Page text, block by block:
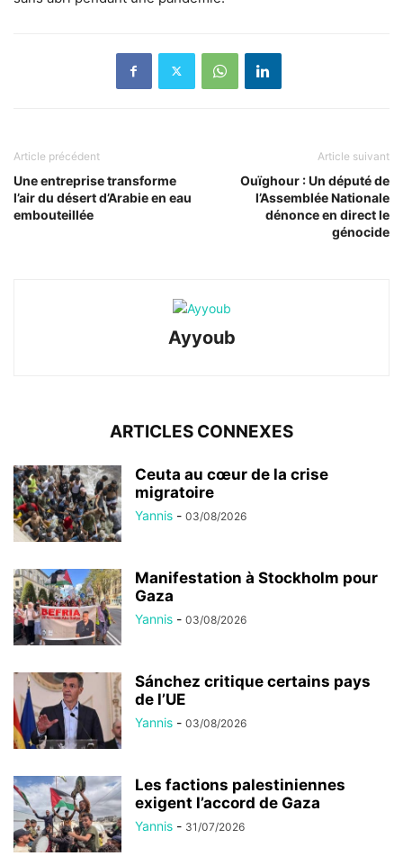
Article précédent
Une entreprise transforme
l’air du désert d’Arabie en eau
embouteillée
Article suivant
Ouïghour : Un député de
l’Assemblée Nationale
dénonce en direct le
génocide
Ayyoub
ARTICLES CONNEXES
Ceuta au cœur de la crise
migratoire
Yannis - 03/08/2026
Manifestation à Stockholm pour
Gaza
Yannis - 03/08/2026
Sánchez critique certains pays
de l’UE
Yannis - 03/08/2026
Les factions palestiniennes
exigent l’accord de Gaza
Yannis - 31/07/2026